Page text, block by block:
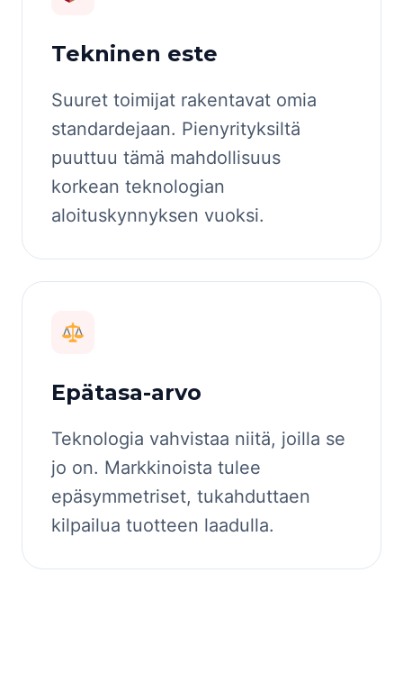
Tekninen este
Suuret toimijat rakentavat omia
standardejaan. Pienyrityksiltä
puuttuu tämä mahdollisuus
korkean teknologian
aloituskynnyksen vuoksi.
Epätasa-arvo
Teknologia vahvistaa niitä, joilla se
jo on. Markkinoista tulee
epäsymmetriset, tukahduttaen
kilpailua tuotteen laadulla.